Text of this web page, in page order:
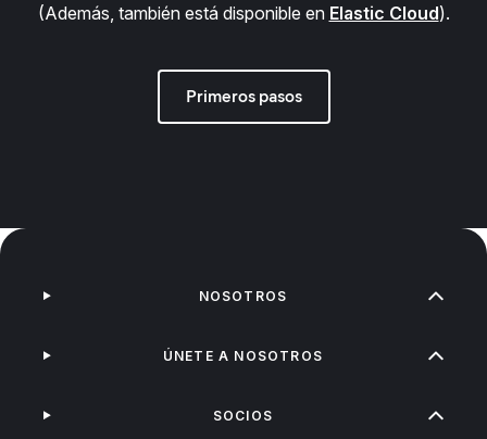
(Además, también está disponible en Elastic Cloud).
Primeros pasos
NOSOTROS
ÚNETE A NOSOTROS
SOCIOS